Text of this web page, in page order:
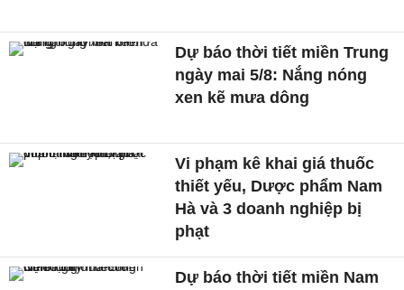
Dự báo thời tiết miền Trung
ngày mai 5/8: Nắng nóng
xen kẽ mưa dông
Vi phạm kê khai giá thuốc
thiết yếu, Dược phẩm Nam
Hà và 3 doanh nghiệp bị
phạt
Dự báo thời tiết miền Nam